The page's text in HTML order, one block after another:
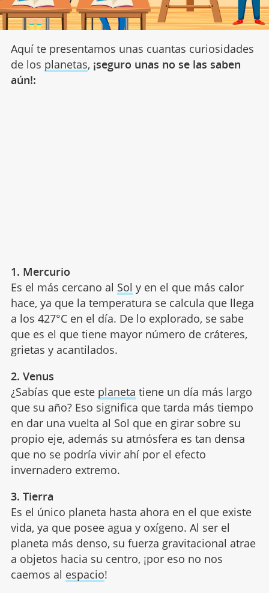
Aquí te presentamos unas cuantas curiosidades
de los planetas, ¡seguro unas no se las saben
aún!:
1. Mercurio
Es el más cercano al Sol y en el que más calor
hace, ya que la temperatura se calcula que llega
a los 427°C en el día. De lo explorado, se sabe
que es el que tiene mayor número de cráteres,
grietas y acantilados.
2. Venus
¿Sabías que este planeta tiene un día más largo
que su año? Eso significa que tarda más tiempo
en dar una vuelta al Sol que en girar sobre su
propio eje, además su atmósfera es tan densa
que no se podría vivir ahí por el efecto
invernadero extremo.
3. Tierra
Es el único planeta hasta ahora en el que existe
vida, ya que posee agua y oxígeno. Al ser el
planeta más denso, su fuerza gravitacional atrae
a objetos hacia su centro, ¡por eso no nos
caemos al espacio!